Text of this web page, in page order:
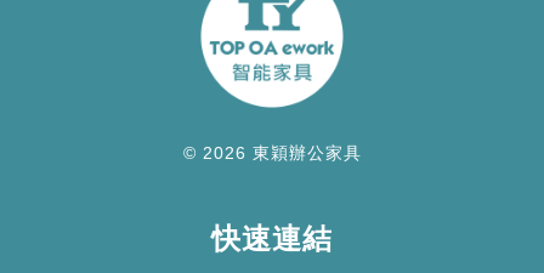
© 2026 東穎辦公家具
快速連結